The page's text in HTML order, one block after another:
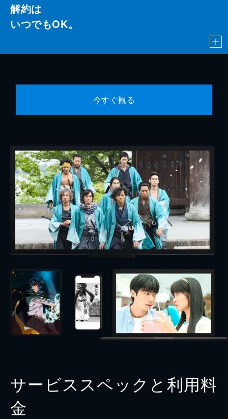
解約は
いつでもOK。
今すぐ観る
サービススペックと利用料
金